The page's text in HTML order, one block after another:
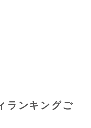
ランキングご